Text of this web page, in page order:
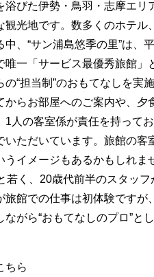
浴びた伊勢・鳥羽・志摩エリ
観光地です。数多くのホテル
中、“サン浦島悠季の里”は、
唯一「サービス最優秀旅館」
の“担当制”のおもてなしを実
からお部屋へのご案内や、夕
1人の客室係が責任を持って
いただいています。旅館の客
うイメージもあるかもしれま
若く、20歳代前半のスタッフ
旅館での仕事は初体験ですが
ながら“おもてなしのプロ”と
ちら